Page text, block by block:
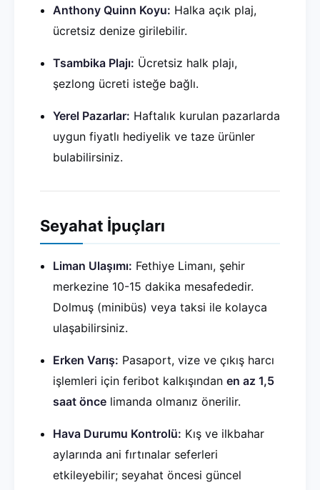
Anthony Quinn Koyu: Halka açık plaj,
ücretsiz denize girilebilir.
Tsambika Plajı: Ücretsiz halk plajı,
şezlong ücreti isteğe bağlı.
Yerel Pazarlar: Haftalık kurulan pazarlarda
uygun fiyatlı hediyelik ve taze ürünler
bulabilirsiniz.
Seyahat İpuçları
Liman Ulaşımı: Fethiye Limanı, şehir
merkezine 10-15 dakika mesafededir.
Dolmuş (minibüs) veya taksi ile kolayca
ulaşabilirsiniz.
Erken Varış: Pasaport, vize ve çıkış harcı
işlemleri için feribot kalkışından en az 1,5
saat önce limanda olmanız önerilir.
Hava Durumu Kontrolü: Kış ve ilkbahar
aylarında ani fırtınalar seferleri
etkileyebilir; seyahat öncesi güncel